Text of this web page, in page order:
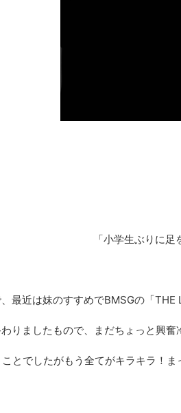
「小学生ぶりに足
最近は妹のすすめでBMSGの「THE
りましたもので、まだちょっと興奮
とでしたがもう全てがキラキラ！ま